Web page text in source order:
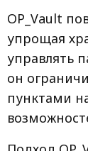
OP_Vault
упрощая
управлять
он
пунктами